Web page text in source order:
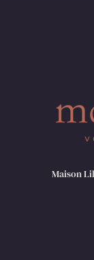
Maison